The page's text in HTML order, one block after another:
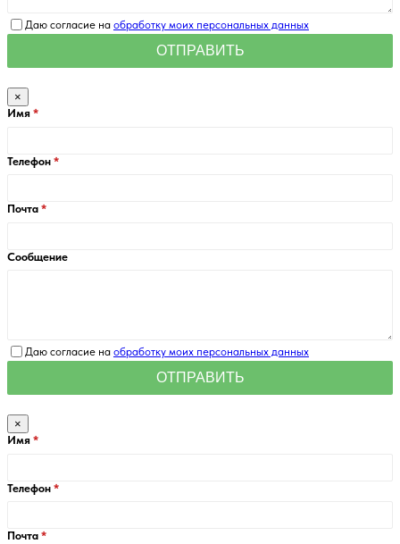
Даю согласие на обработку моих персональных данных
×
Имя
Телефон
Почта
Сообщение
Даю согласие на обработку моих персональных данных
×
Имя
Телефон
Почта